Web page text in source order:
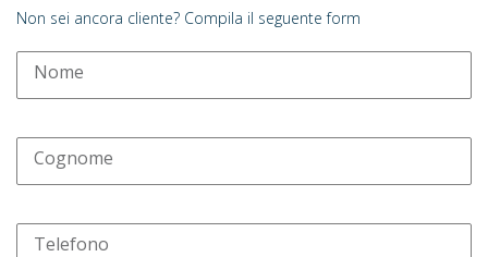
Non sei ancora cliente? Compila il seguente form
Nome
Cognome
Telefono